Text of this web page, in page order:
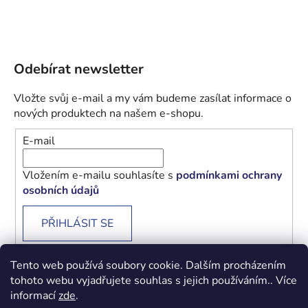
Tento web používá soubory cookie. Dalším procházením
tohoto webu vyjadřujete souhlas s jejich používáním.. Více
informacízde.
Odebírat newsletter
Vložte svůj e-mail a my vám budeme zasílat informace o
nových produktech na našem e-shopu.
E-mail
Vložením e-mailu souhlasíte s podmínkami ochrany
osobních údajů
PŘIHLÁSIT SE